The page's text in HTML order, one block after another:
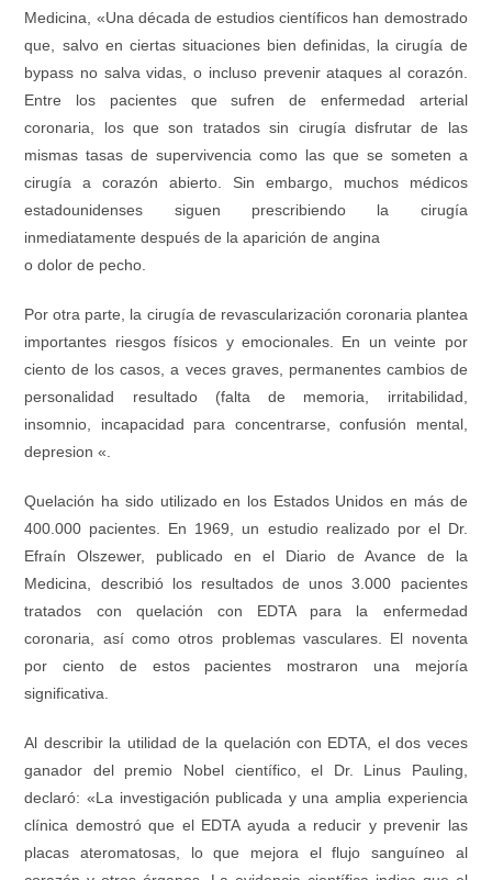
Medicina, «Una década de estudios científicos han demostrado
que, salvo en ciertas situaciones bien definidas, la cirugía de
bypass no salva vidas, o incluso prevenir ataques al corazón.
Entre los pacientes que sufren de enfermedad arterial
coronaria, los que son tratados sin cirugía disfrutar de las
mismas tasas de supervivencia como las que se someten a
cirugía a corazón abierto. Sin embargo, muchos médicos
estadounidenses siguen prescribiendo la cirugía
inmediatamente después de la aparición de angina
o dolor de pecho.
Por otra parte, la cirugía de revascularización coronaria plantea
importantes riesgos físicos y emocionales. En un veinte por
ciento de los casos, a veces graves, permanentes cambios de
personalidad resultado (falta de memoria, irritabilidad,
insomnio, incapacidad para concentrarse, confusión mental,
depresion «.
Quelación ha sido utilizado en los Estados Unidos en más de
400.000 pacientes. En 1969, un estudio realizado por el Dr.
Efraín Olszewer, publicado en el Diario de Avance de la
Medicina, describió los resultados de unos 3.000 pacientes
tratados con quelación con EDTA para la enfermedad
coronaria, así como otros problemas vasculares. El noventa
por ciento de estos pacientes mostraron una mejoría
significativa.
Al describir la utilidad de la quelación con EDTA, el dos veces
ganador del premio Nobel científico, el Dr. Linus Pauling,
declaró: «La investigación publicada y una amplia experiencia
clínica demostró que el EDTA ayuda a reducir y prevenir las
placas ateromatosas, lo que mejora el flujo sanguíneo al